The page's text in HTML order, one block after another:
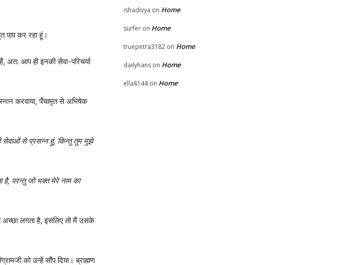
पाप कर रहा हूं।
अत: आप ही इनकी सेवा-परिचर्या
करवाया, पँचामृत से अभिषेक
सेवाओं से प्रसन्न हूं, किन्तु तुम मुझे
है, परन्तु जो भक्त मेरे नाम का
अच्छा लगता है, इसलिए तो मैं उसके
को उन्हें सौंप दिया। ब्राह्मण
ishadivya on Home
surfer on Home
truepetra3182 on Home
dailyhans on Home
ella8144on Home